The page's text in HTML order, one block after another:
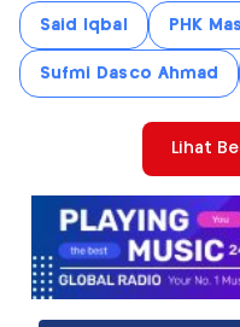
Said Iqbal PHK
Sufmi Dasco Ahmad
Lihat